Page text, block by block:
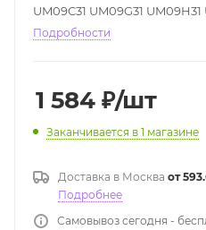
UM09C31 UM09G31
Подробности
1 584 ₽/шт
Заканчивается в 1 магазине
Доставка в Москва от
Подробнее
Самовывоз сегодня -